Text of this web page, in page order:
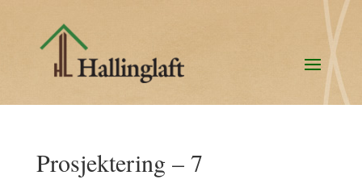
Prosjektering – 7